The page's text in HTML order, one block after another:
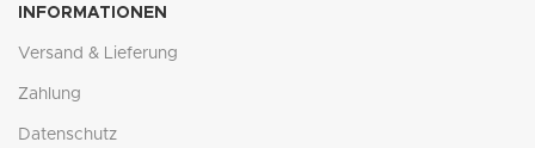
INFORMATIONEN
Versand & Lieferung
Zahlung
Datenschutz